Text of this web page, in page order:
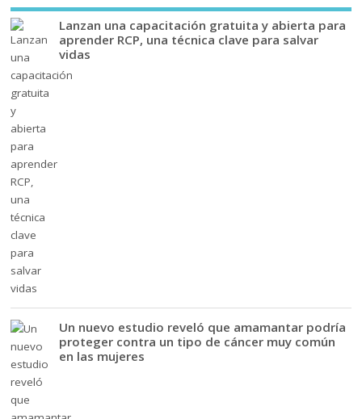
Lanzan una capacitación gratuita y abierta para
aprender RCP, una técnica clave para salvar
vidas
Un nuevo estudio reveló que amamantar podría
proteger contra un tipo de cáncer muy común
en las mujeres